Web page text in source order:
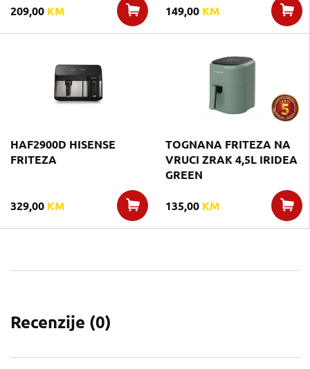
209,00 KM 149,00 KM
HAF2900D HISENSE
FRITEZA
329,00 KM
TOGNANA FRITEZA NA
VRUCI ZRAK 4,5L IRIDEA
GREEN
135,00 KM
Recenzije (0)